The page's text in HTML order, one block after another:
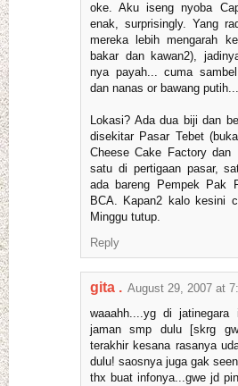
oke. Aku iseng nyoba
enak, surprisingly. Yang
mereka lebih mengarah
bakar dan kawan2),
nya payah... cuma
dan nanas or bawang putih...
Lokasi? Ada dua biji dan
disekitar Pasar Tebet
Cheese Cake Factory
satu di pertigaan pasar,
ada bareng Pempek Pak
BCA. Kapan2 kalo kesini
Minggu tutup.
Reply
gita . August 29, 2007 at
waaahh....yg di jatinegara
jaman smp dulu [skrg
terakhir kesana rasanya
dulu! saosnya juga gak
thx buat infonya...gwe jd